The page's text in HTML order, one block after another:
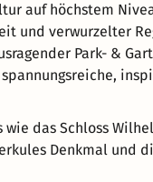
auf höchstem
und verwurzelter
Park- &
das Schloss
Denkmal und